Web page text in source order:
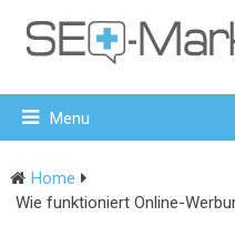
Menu
Home
Wie funktioniert Online-